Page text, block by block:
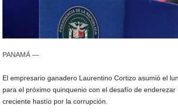
PANAMÁ —
El empresario ganadero Laurentino Cortizo asumió el
para el próximo quinquenio con el desafío de
creciente hastío por la corrupción.